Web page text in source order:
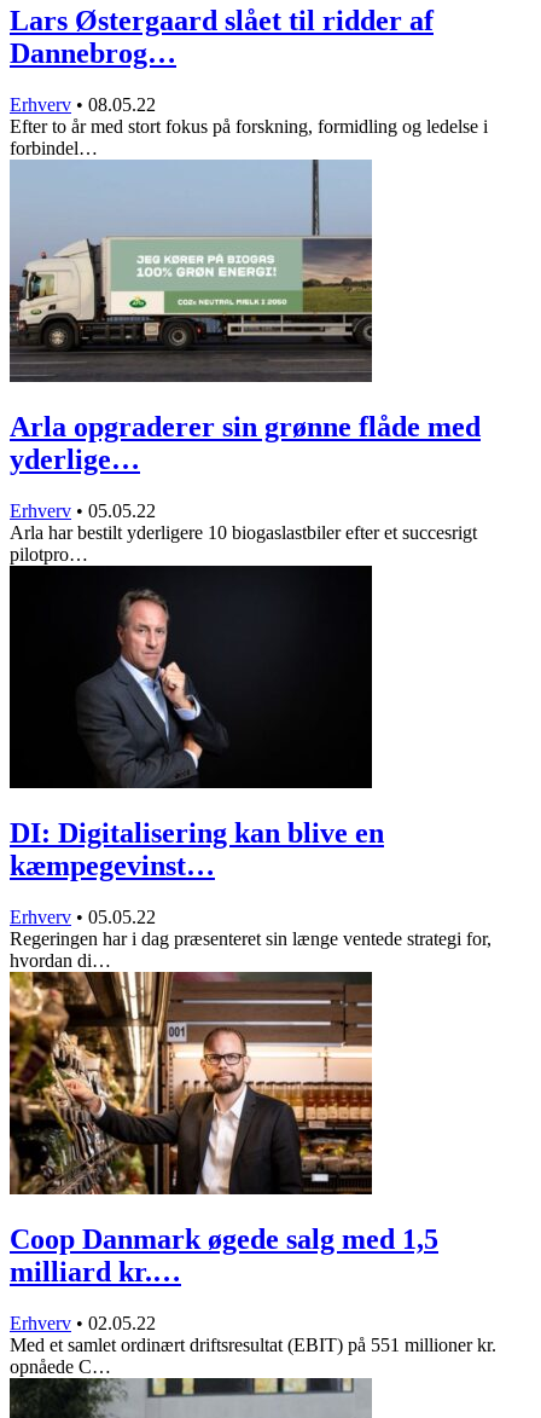
Lars Østergaard slået til ridder af
Dannebrog…
Erhverv • 08.05.22
Efter to år med stort fokus på forskning, formidling og ledelse i
forbindel…
Arla opgraderer sin grønne flåde med
yderlige…
Erhverv • 05.05.22
Arla har bestilt yderligere 10 biogaslastbiler efter et succesrigt
pilotpro…
DI: Digitalisering kan blive en
kæmpegevinst…
Erhverv • 05.05.22
Regeringen har i dag præsenteret sin længe ventede strategi for,
hvordan di…
Coop Danmark øgede salg med 1,5
milliard kr.…
Erhverv • 02.05.22
Med et samlet ordinært driftsresultat (EBIT) på 551 millioner kr.
opnåede C…